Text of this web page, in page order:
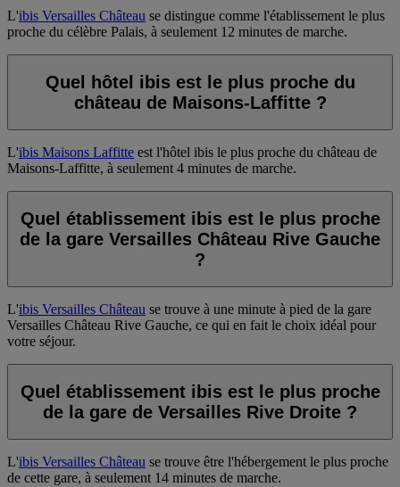
L'ibis Versailles Château se distingue comme l'établissement le plus
proche du célèbre Palais, à seulement 12 minutes de marche.
Quel hôtel ibis est le plus proche du
château de Maisons-Laffitte ?
L'ibis Maisons Laffitte est l'hôtel ibis le plus proche du château de
Maisons-Laffitte, à seulement 4 minutes de marche.
Quel établissement ibis est le plus proche
de la gare Versailles Château Rive Gauche
?
L'ibis Versailles Château se trouve à une minute à pied de la gare
Versailles Château Rive Gauche, ce qui en fait le choix idéal pour
votre séjour.
Quel établissement ibis est le plus proche
de la gare de Versailles Rive Droite ?
L'ibis Versailles Château se trouve être l'hébergement le plus proche
de cette gare, à seulement 14 minutes de marche.